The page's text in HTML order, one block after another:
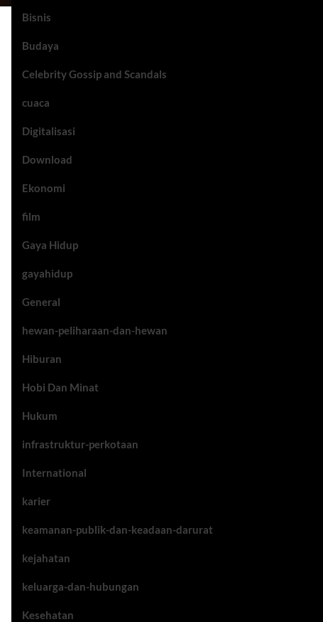
Bisnis
Budaya
Celebrity Gossip and Scandals
cuaca
Digitalisasi
Download
Ekonomi
film
Gaya Hidup
gayahidup
General
hewan-peliharaan-dan-hewan
Hiburan
Hobi Dan Minat
Hukum
infrastruktur-perkotaan
International
karier
keamanan-publik-dan-keadaan-darurat
kejahatan
keluarga-dan-hubungan
Kesehatan